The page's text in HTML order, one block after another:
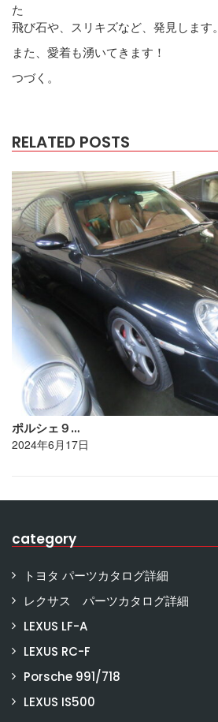
た
飛び石や、スリキズなど、発見します。
また、愛着も湧いてきます！
つづく。
RELATED POSTS
ポルシェ９…
2024年6月17日
category
トヨタ パーツカタログ詳細
レクサス パーツカタログ詳細
LEXUS LF-A
LEXUS RC-F
Porsche 991/718
LEXUS IS500